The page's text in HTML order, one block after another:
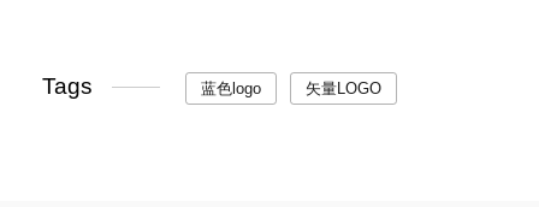
Tags 蓝色logo 矢量LOGO